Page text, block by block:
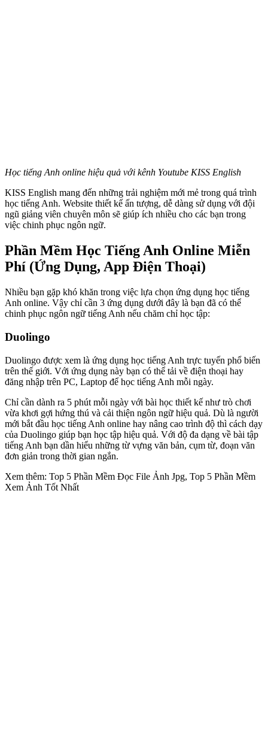
Học tiếng Anh online hiệu quả với kênh Youtube KISS English
KISS English mang đến những trải nghiệm mới mẻ trong quá trình
học tiếng Anh. Website thiết kế ấn tượng, dễ dàng sử dụng với đội
ngũ giảng viên chuyên môn sẽ giúp ích nhiều cho các bạn trong
việc chinh phục ngôn ngữ.
Phần Mềm Học Tiếng Anh Online Miễn
Phí (Ứng Dụng, App Điện Thoại)
Nhiều bạn gặp khó khăn trong việc lựa chọn ứng dụng học tiếng
Anh online. Vậy chỉ cần 3 ứng dụng dưới đây là bạn đã có thể
chinh phục ngôn ngữ tiếng Anh nếu chăm chỉ học tập:
Duolingo
Duolingo được xem là ứng dụng học tiếng Anh trực tuyến phổ biến
trên thế giới. Với ứng dụng này bạn có thể tải về điện thoại hay
đăng nhập trên PC, Laptop để học tiếng Anh mỗi ngày.
Chỉ cần dành ra 5 phút mỗi ngày với bài học thiết kế như trò chơi
vừa khơi gợi hứng thú và cải thiện ngôn ngữ hiệu quả. Dù là người
mới bắt đầu học tiếng Anh online hay nâng cao trình độ thì cách dạy
của Duolingo giúp bạn học tập hiệu quả. Với độ đa dạng về bài tập
tiếng Anh bạn dần hiểu những từ vựng văn bản, cụm từ, đoạn văn
đơn giản trong thời gian ngắn.
Xem thêm: Top 5 Phần Mềm Đọc File Ảnh Jpg, Top 5 Phần Mềm
Xem Ảnh Tốt Nhất